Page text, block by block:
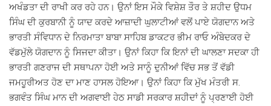
ਅਖੰਡਤਾ ਦੀ ਰਾਖੀ ਕਰ ਰਹੇ ਹਨ। ਉਨਾਂ ਇਸ ਮੌਕੇ ਵਿਸ਼ੇਸ਼ ਤੌਰ ਤੇ ਸ਼ਹੀਦ ਉਧਮ
ਸਿੰਘ ਦੀ ਕੁਰਬਾਨੀ ਨੂੰ ਯਾਦ ਕਰਦੇ ਆਜ਼ਾਦੀ ਘੁਲਾਟੀਆਂ ਵਲੋਂ ਪਾਏ ਯੋਗਦਾਨ ਅਤੇ
ਭਾਰਤੀ ਸੰਵਿਧਾਨ ਦੇ ਨਿਰਮਾਤਾ ਬਾਬਾ ਸਾਹਿਬ ਡਾਕਟਰ ਭੀਮ ਰਾਓ ਅੰਬੇਦਕਰ ਦੇ
ਵੱਡਮੁੱਲੇ ਯੋਗਦਾਨ ਨੂੰ ਸਿਜਦਾ ਕੀਤਾ। ਉਨਾਂ ਕਿਹਾ ਕਿ ਇਨਾਂ ਦੀ ਘਾਲਣਾ ਸਦਕਾ ਹੀ
ਭਾਰਤੀ ਗਣਰਾਜ ਦੀ ਸਥਾਪਨਾ ਹੋਈ ਅਤੇ ਸਾਨੂੰ ਦੁਨੀਆਂ ਵਿੱਚ ਸਭ ਤੋਂ ਵੱਡੀ
ਜਮਹੂਰੀਅਤ ਹੋਣ ਦਾ ਮਾਣ ਹਾਸਲ ਹੋਇਆ। ਉਨਾਂ ਕਿਹਾ ਕਿ ਮੁੱਖ ਮੰਤਰੀ ਸ.
ਭਗਵੰਤ ਸਿੰਘ ਮਾਨ ਦੀ ਅਗਵਾਈ ਹੇਠ ਸਾਡੀ ਸਰਕਾਰ ਸ਼ਹੀਦਾਂ ਨੂੰ ਪ੍ਰਣਾਈ ਹੋਈ